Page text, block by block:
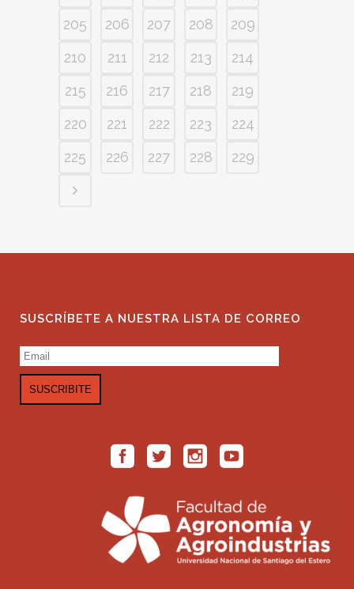
205
206 207 208
209
210
211 212 213
214
215
216 217 218
219
220
221 222 223
224
225
226 227 228 229
SUSCRÍBETE A NUESTRA LISTA DE CORREO